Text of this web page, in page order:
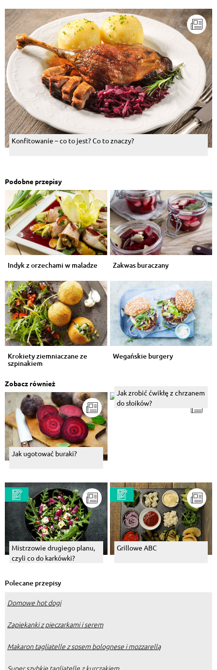
Konfitowanie – co to jest? Co to znaczy?
Podobne przepisy
Indyk z orzechami w maladze Zakwas buraczany
Krokiety ziemniaczane ze
szpinakiem
Wegańskie burgery
Zobacz również
Jak ugotować buraki?
Jak zrobić ćwikłę z chrzanem
do słoików?
Mistrzowie drugiego planu,
czyli co do karkówki?
Grillowe ABC
Polecane przepisy
Domowe hot dogi
Zapiekanki z pieczarkami i serem
Makaron tagliatelle z sosem bolognese i mozzarellą
Super szybkie tagliatelle z kurczakiem